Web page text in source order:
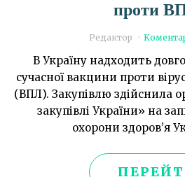
проти
Редактор
В Україну надходить
сучасної вакцини проти
(ВПЛ). Закупівлю здійснила
закупівлі України» на
охорони здоров’я